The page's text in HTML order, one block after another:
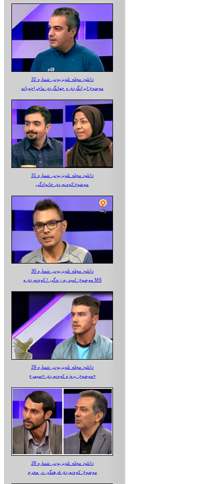
دانلود مجله تلویزیونی شماره 32
موضوع:ایرانگردی و جهانگردی ماجراجویانه
دانلود مجله تلویزیونی شماره 31
موضوع:کوه‌نوردی خانوادگی
دانلود مجله تلویزیونی شماره 30
موضوع: امید به زندگی / کوه‌نوردی و MS
دانلود مجله تلویزیونی شماره 29
موضوع: پروژه کوه‌نوردی «سیمرغ»
دانلود مجله تلویزیونی شماره 28
موضوع: کوه‌نوردی فرهنگی در محرم